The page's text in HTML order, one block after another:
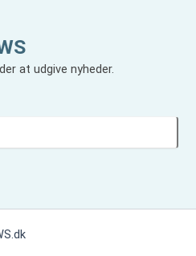
at udgive nyheder.